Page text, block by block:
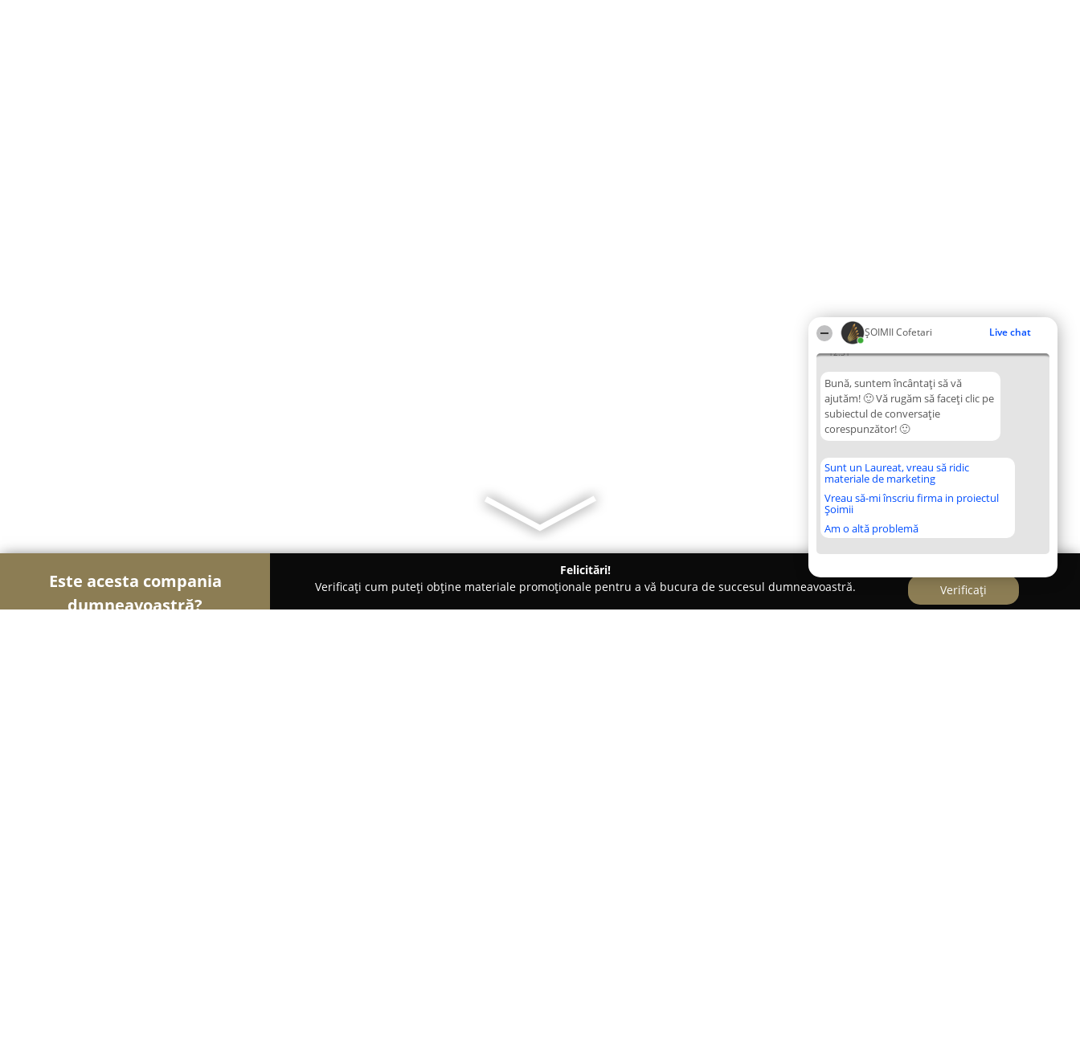
ȘOIMII Cofetari Live chat
12:31
Bună, suntem încântați să vă
ajutăm! 🙂 Vă rugăm să faceți clic pe
subiectul de conversație
corespunzător! 🙂
Sunt un Laureat, vreau să ridic
materiale de marketing
Vreau să-mi înscriu firma in proiectul
Șoimii
Am o altă problemă
Este acesta compania
dumneavoastră?
Felicitări!
Verificați cum puteți obține materiale promoționale pentru a vă bucura de succesul dumneavoastră.
Verificați